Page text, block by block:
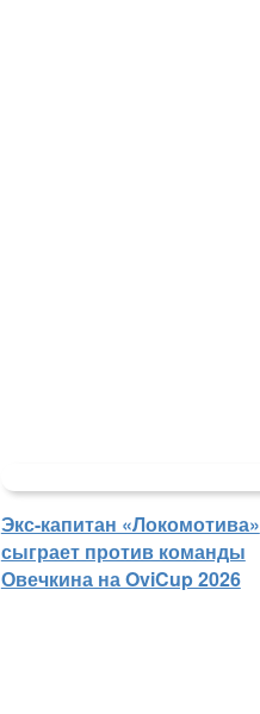
Экс-капитан «Локомотива»
сыграет против команды
Овечкина на OviCup 2026